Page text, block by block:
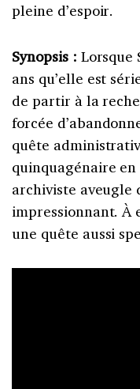
pleine d’espoir.
Synopsis : Lorsque
ans qu’elle est
de partir à la
forcée
quête
quinquagénaire
archiviste aveugle
impressionnant. À
une quête aussi